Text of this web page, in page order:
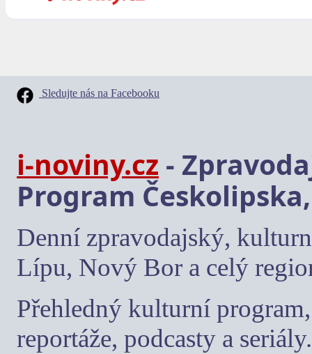
Sledujte nás na Facebooku
i-noviny.cz -
Program
Denní zpravodajský,
Lípu, Nový Bor a celý
Přehledný kulturní
reportáže, podcasty a seriály.